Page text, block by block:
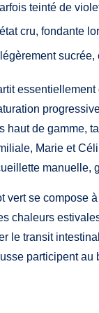
teinté de
cru, fondante
haut de gamme,
Marie et
vert se compose
chaleurs
le transit
participent